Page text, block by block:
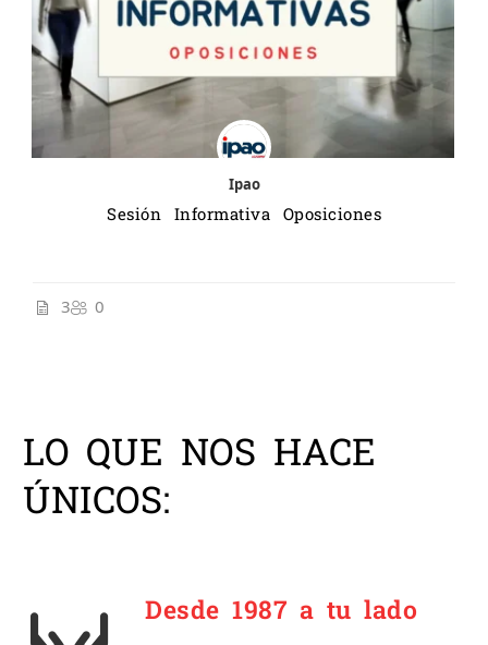
Ipao
Sesión Informativa Oposiciones
3 0
LO QUE NOS HACE
ÚNICOS:
Desde 1987 a tu lado